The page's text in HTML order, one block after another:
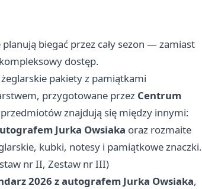
biegać przez cały sezon — zamiast
dostęp.
pakiety z pamiątkami
przygotowane przez Centrum
znajdują się między innymi:
Jurka Owsiaka oraz rozmaite
kubki, notesy i pamiątkowe znaczki.
nr II, Zestaw nr III)
2026 z autografem Jurka Owsiaka,